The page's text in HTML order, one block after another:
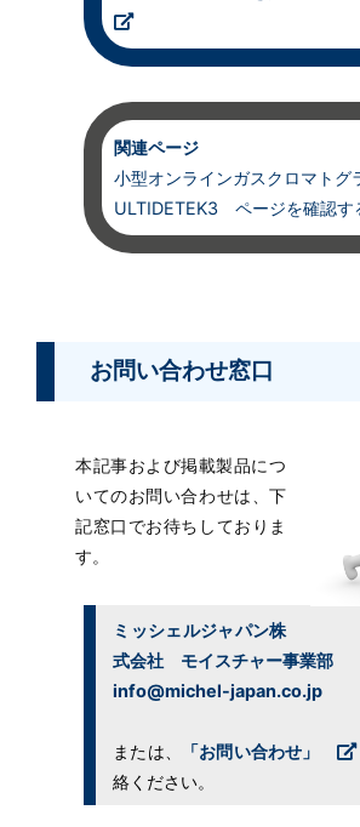
関連ページ
小型オンラインガスクロマト
ULTIDETEK3 ページを確認
お問い合わせ窓口
本記事および掲載製品につ
いてのお問い合わせは、下
記窓口でお待ちしておりま
す。
ミッシェルジャパン株
式会社 モイスチャー事業部
info@michel-japan.co.jp
または、 「お問い合わせ」
絡ください。